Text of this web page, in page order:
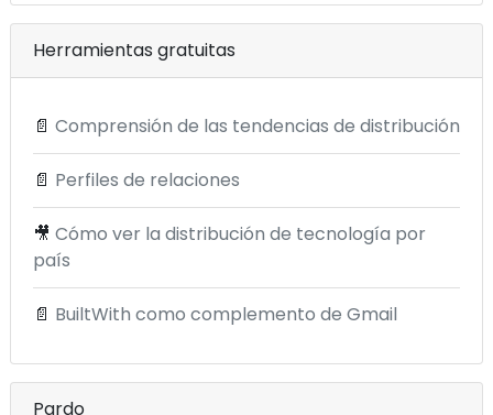
Herramientas gratuitas
📄 Comprensión de las tendencias de distribución
📄 Perfiles de relaciones
🎥 Cómo ver la distribución de tecnología por
país
📄 BuiltWith como complemento de Gmail
Pardo